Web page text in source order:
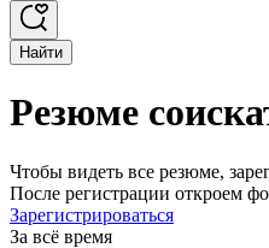
Найти
Резюме
Чтобы видеть все резюме,
После регистрации откроем
Зарегистрироваться
За всё время